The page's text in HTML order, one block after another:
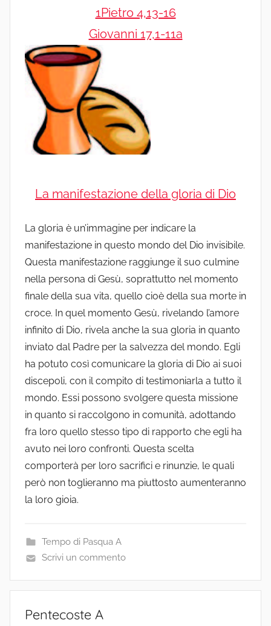
1Pietro 4,13-16
Giovanni 17,1-11a
La manifestazione della gloria di Dio
La gloria è un’immagine per indicare la
manifestazione in questo mondo del Dio invisibile.
Questa manifestazione raggiunge il suo culmine
nella persona di Gesù, soprattutto nel momento
finale della sua vita, quello cioè della sua morte in
croce. In quel momento Gesù, rivelando l’amore
infinito di Dio, rivela anche la sua gloria in quanto
inviato dal Padre per la salvezza del mondo. Egli
ha potuto così comunicare la gloria di Dio ai suoi
discepoli, con il compito di testimoniarla a tutto il
mondo. Essi possono svolgere questa missione
in quanto si raccolgono in comunità, adottando
fra loro quello stesso tipo di rapporto che egli ha
avuto nei loro confronti. Questa scelta
comporterà per loro sacrifici e rinunzie, le quali
però non toglieranno ma piuttosto aumenteranno
la loro gioia.
Tempo di Pasqua A
Scrivi un commento
Pentecoste A